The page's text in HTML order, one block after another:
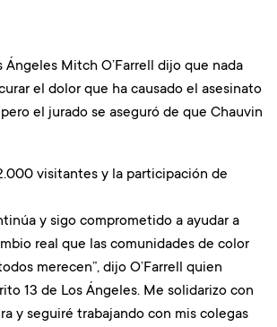
Ángeles Mitch O’Farrell dijo que nada
el dolor que ha causado el asesinato
el jurado se aseguró de que Chauvin
visitantes y la participación de
y sigo comprometido a ayudar a
real que las comunidades de color
merecen”, dijo O’Farrell quien
13 de Los Ángeles. Me solidarizo con
y seguiré trabajando con mis colegas